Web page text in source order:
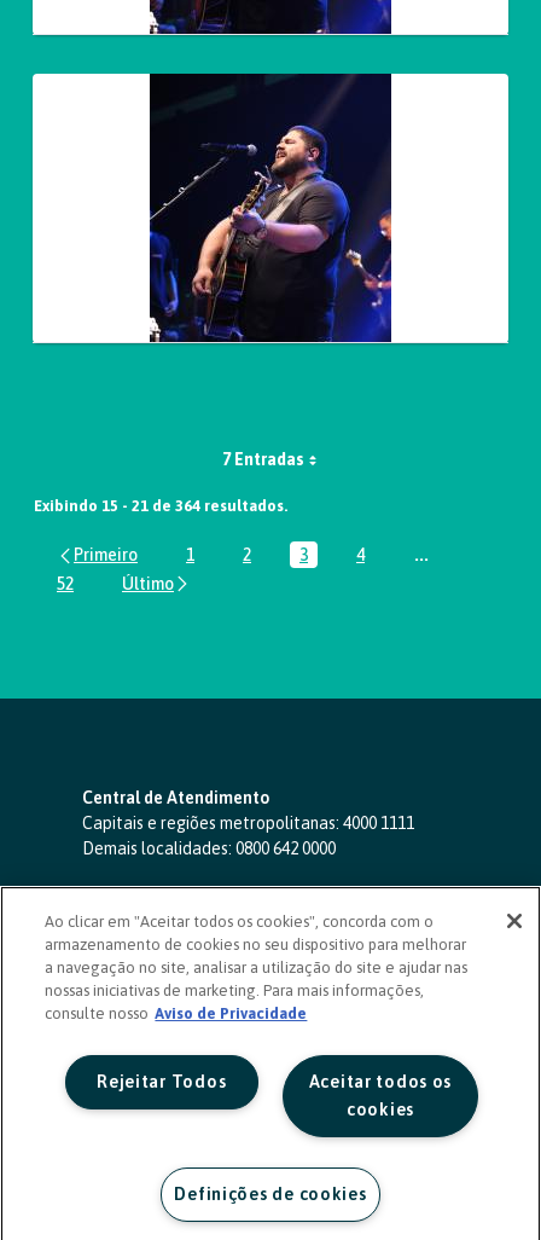
7 Entradas
Exibindo 15 - 21 de 364 resultados.
Página
1 Página
2 Página
3 Página
4 ...Páginas
Página
52
Central de Atendimento
Capitais e regiões metropolitanas: 4000 1111
Demais localidades: 0800 642 0000
SAC 24 horas-0800 724 4420
Ouvidoria
0800 725 0996
(de segunda a sexta, das 8h às 20h)
ouvidoriasicoob.com.br
Deficientes auditivos ou de fala
Ao clicar em "Aceitar todos os cookies", concorda com o
armazenamento de cookies no seu dispositivo para melhorar
a navegação no site, analisar a utilização do site e ajudar nas
nossas iniciativas de marketing. Para mais informações,
consulte nosso Aviso de Privacidade
Aceitar todos os
cookies
Rejeitar Todos
Definições de cookies